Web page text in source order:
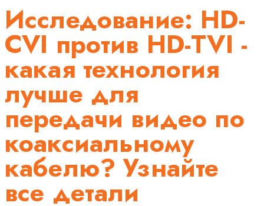
Исследование: HD-
CVI против HD-TVI -
какая технология
лучше для
передачи видео по
коаксиальному
кабелю? Узнайте
все детали